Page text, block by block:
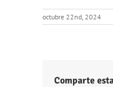
octubre 22nd, 2024
Comparte